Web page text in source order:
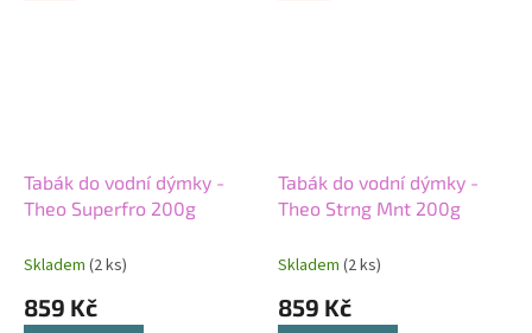
Tabák do vodní dýmky -
Theo Superfro 200g
Skladem (2 ks)
859 Kč
Tabák do vodní dýmky -
Theo Strng Mnt 200g
Skladem (2 ks)
859 Kč